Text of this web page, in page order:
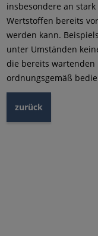
insbesondere an
Wertstoffen bereits
werden kann.
unter Umständen
die bereits
ordnungsgemäß
zurück